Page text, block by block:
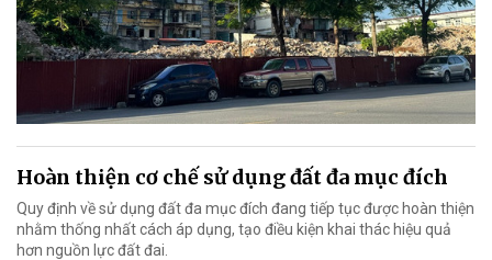
Hoàn thiện cơ chế sử dụng đất đa mục đích
Quy định về sử dụng đất đa mục đích đang tiếp tục được hoàn thiện
nhằm thống nhất cách áp dụng, tạo điều kiện khai thác hiệu quả
hơn nguồn lực đất đai.